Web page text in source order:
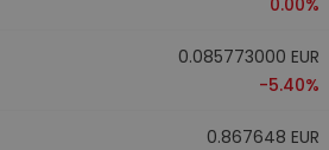
0.085773000 EUR
-5.40%
0.867648 EUR